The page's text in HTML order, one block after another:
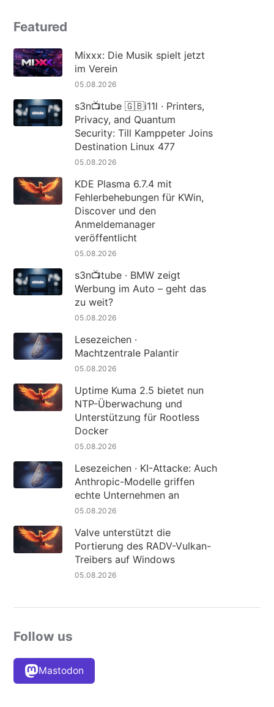
Featured
Mixxx: Die Musik spielt jetzt
im Verein
05.08.2026
s3n📺tube 🇬🇧i11l · Printers,
Privacy, and Quantum
Security: Till Kamppeter Joins
Destination Linux 477
05.08.2026
KDE Plasma 6.7.4 mit
Fehlerbehebungen für KWin,
Discover und den
Anmeldemanager
veröffentlicht
05.08.2026
s3n📺tube · BMW zeigt
Werbung im Auto – geht das
zu weit?
05.08.2026
Lesezeichen ·
Machtzentrale Palantir
05.08.2026
Uptime Kuma 2.5 bietet nun
NTP-Überwachung und
Unterstützung für Rootless
Docker
05.08.2026
Lesezeichen · KI-Attacke: Auch
Anthropic-Modelle griffen
echte Unternehmen an
05.08.2026
Valve unterstützt die
Portierung des RADV-Vulkan-
Treibers auf Windows
05.08.2026
Follow us
Mastodon